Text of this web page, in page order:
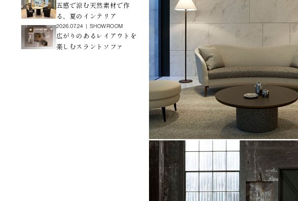
五感で涼む天然素材で作
る、夏のインテリア
2026.07.24 SHOWROOM
広がりのあるレイアウトを
楽しむスラントソファ